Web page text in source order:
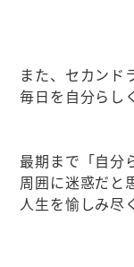
また、セカンド
毎日を自分らし
最期まで「自分
周囲に迷惑だと
人生を愉しみ尽